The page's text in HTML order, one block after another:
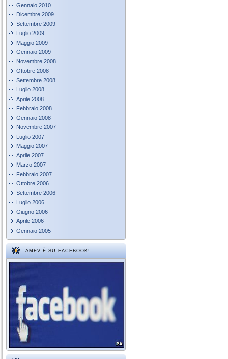
Gennaio 2010
Dicembre 2009
Settembre 2009
Luglio 2009
Maggio 2009
Gennaio 2009
Novembre 2008
Ottobre 2008
Settembre 2008
Luglio 2008
Aprile 2008
Febbraio 2008
Gennaio 2008
Novembre 2007
Luglio 2007
Maggio 2007
Aprile 2007
Marzo 2007
Febbraio 2007
Ottobre 2006
Settembre 2006
Luglio 2006
Giugno 2006
Aprile 2006
Gennaio 2005
AMEV È SU FACEBOOK!